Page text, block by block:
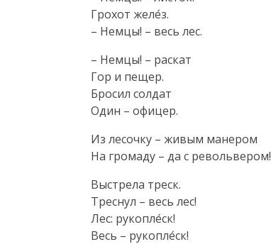
Грохот желе́з.
– Немцы! – весь лес.
– Немцы! – раскат
Гор и пещер.
Бросил солдат
Один – офицер.
Из лесочку – живым манером
На громаду – да с револьвером!
Выстрела треск.
Треснул – весь лес!
Лес: рукопле́ск!
Весь – рукопле́ск!